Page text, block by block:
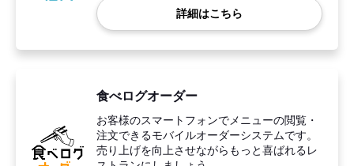
詳細はこちら
食べログオーダー
お客様のスマートフォンでメニューの閲覧・
注文できるモバイルオーダーシステムです。
売り上げを向上させながらもっと喜ばれるレ